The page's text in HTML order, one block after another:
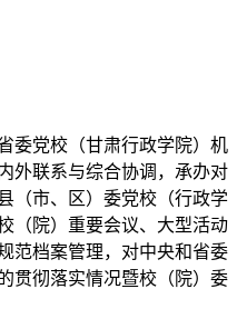
委党校（甘肃行政学院）机
外联系与综合协调，承办对
（市、区）委党校（行政学
（院）重要会议、大型活动
范档案管理，对中央和省委
贯彻落实情况暨校（院）委